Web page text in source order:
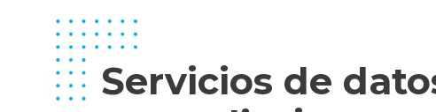
Servicios de